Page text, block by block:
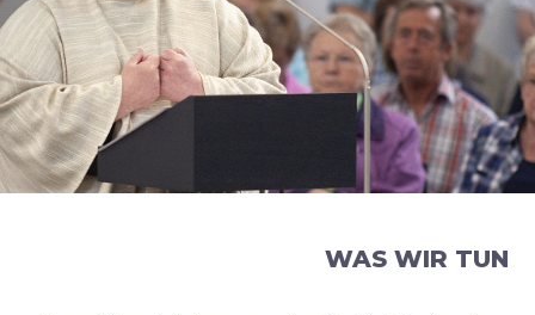
WAS WIR TUN